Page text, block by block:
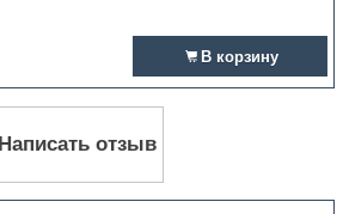
В корзину
Написать отзыв